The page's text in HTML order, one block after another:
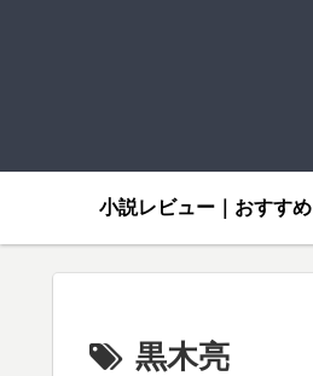
小説レビュー｜おすすめ
黒木亮